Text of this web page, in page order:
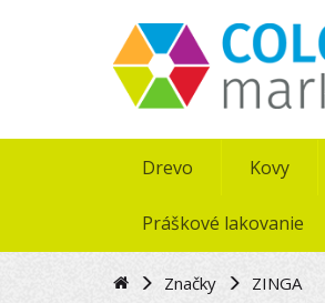
Drevo Kovy
Práškové lakovanie
Značky ZINGA